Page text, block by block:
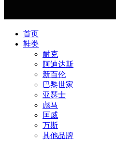
首页
鞋类
耐克
阿迪达斯
新百伦
巴黎世家
亚瑟士
彪马
匡威
万斯
其他品牌